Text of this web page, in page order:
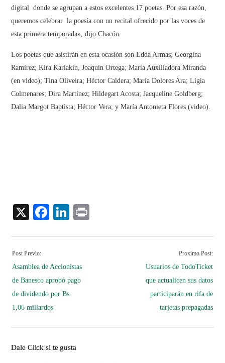
digital donde se agrupan a estos excelentes 17 poetas. Por esa razón,
queremos celebrar la poesía con un recital ofrecido por las voces de
esta primera temporada», dijo Chacón.
Los poetas que asistirán en esta ocasión son Edda Armas; Georgina
Ramírez; Kira Kariakin, Joaquín Ortega; María Auxiliadora Miranda
(en video); Tina Oliveira; Héctor Caldera; María Dolores Ara; Ligia
Colmenares; Dira Martínez; Hildegart Acosta; Jacqueline Goldberg;
Dalia Margot Baptista; Héctor Vera; y María Antonieta Flores (video).
X Facebook
LinkedIn
Post Previo:
Asamblea de Accionistas
de Banesco aprobó pago
de dividendo por Bs.
1,06 millardos
Proximo Post:
Usuarios de TodoTicket
que actualicen sus datos
participarán en rifa de
tarjetas prepagadas
Dale Click si te gusta